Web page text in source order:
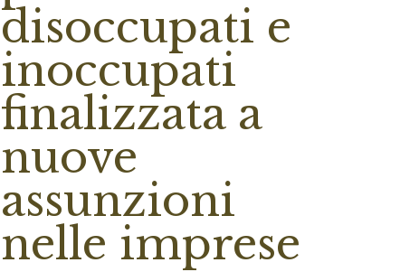
disoccupati e
inoccupati
finalizzata a
nuove
assunzioni
nelle imprese